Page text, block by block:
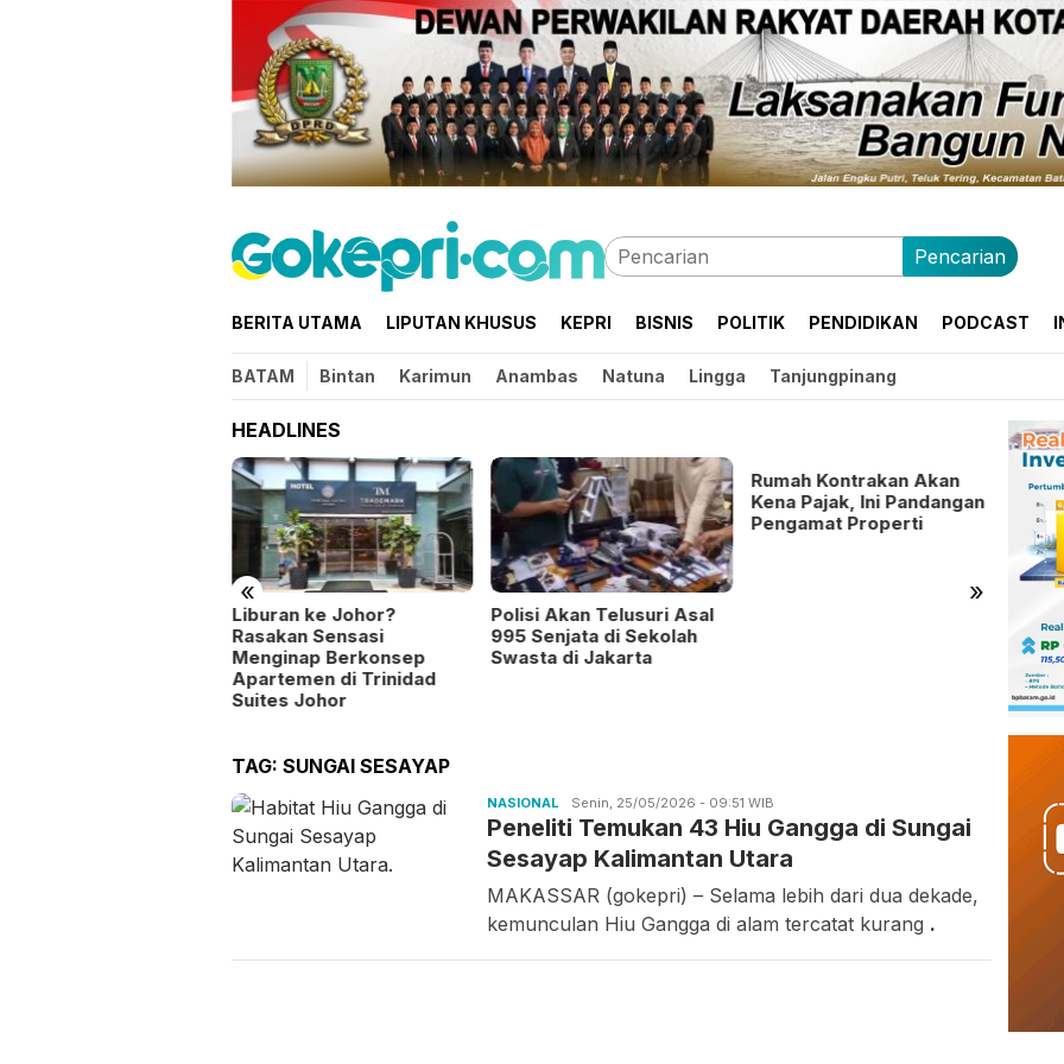
Pencarian
BERITA UTAMA LIPUTAN KHUSUS KEPRI BISNIS POLITIK PENDIDIKAN PODCAST
BATAM Bintan Karimun Anambas Natuna Lingga Tanjungpinang
HEADLINES
« »
Liburan ke Johor?
Rasakan Sensasi
Menginap Berkonsep
Apartemen di Trinidad
Suites Johor
Polisi Akan Telusuri Asal
995 Senjata di Sekolah
Swasta di Jakarta
Rumah Kontrakan Akan
Kena Pajak, Ini Pandangan
Pengamat Properti
7
TAG: SUNGAI SESAYAP
NASIONAL Candra
Gunawan
Senin, 25/05/2026 - 09:51 WIB
Peneliti Temukan 43 Hiu Gangga di Sungai
Sesayap Kalimantan Utara
MAKASSAR (gokepri) – Selama lebih dari dua dekade,
kemunculan Hiu Gangga di alam tercatat kurang .